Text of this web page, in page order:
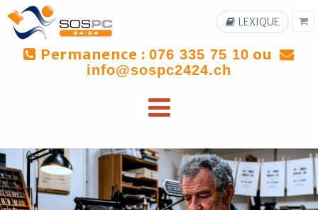
Permanence : 076 335 75 10 ou
info@sospc2424.ch
LEXIQUE